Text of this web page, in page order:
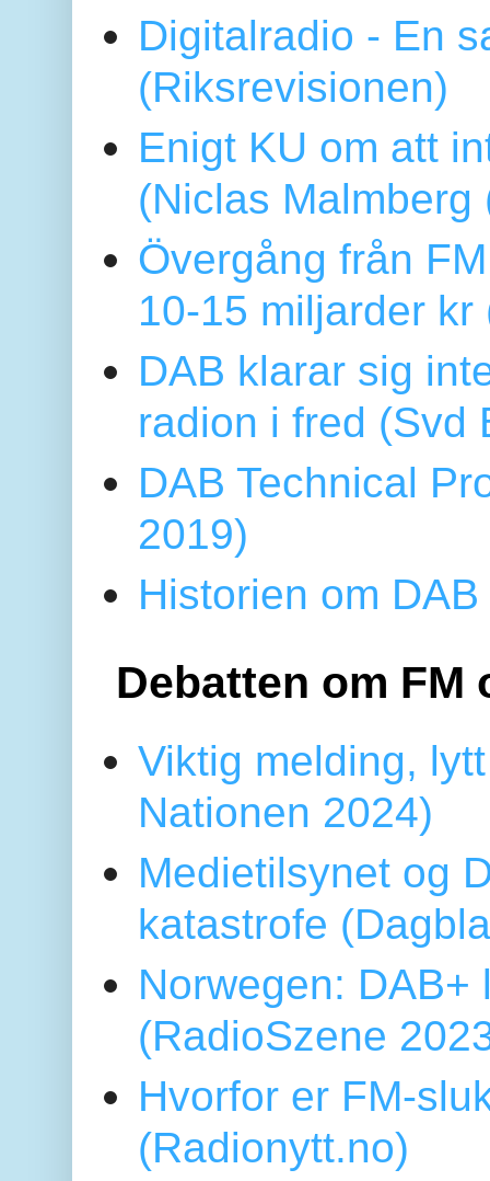
Digitalradio - En
(Riksrevisionen)
Enigt KU om att
(Niclas
Övergång från
10-15 miljarder kr
DAB klarar sig
radion i fred (Svd
DAB Technical
2019)
Historien om
Debatten om FM
Viktig melding,
Nationen 2024)
Medietilsynet og
katastrofe
Norwegen:
(RadioSzene
Hvorfor er FM-
(Radionytt.no)